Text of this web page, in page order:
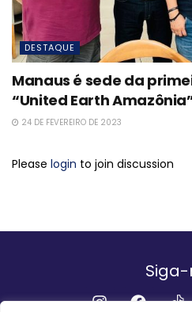
DESTAQUE
Manaus é sede da
“United Earth
24 DE FEVEREIRO DE 2023
Please login to join discussion